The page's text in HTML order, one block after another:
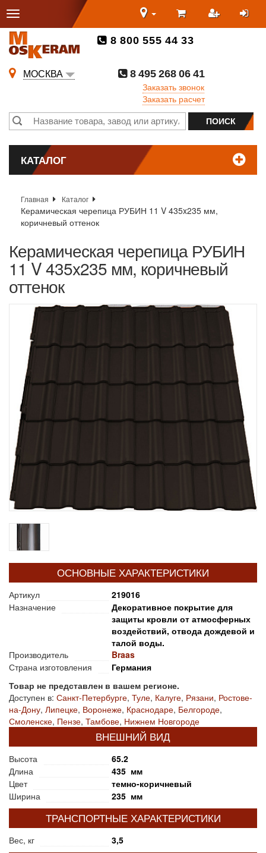
8 800 555 44 33
МОСКВА
8 495 268 06 41
Заказать звонок
Заказать расчет
КАТАЛОГ
Главная Каталог
Керамическая черепица РУБИН 11 V 435x235 мм,
коричневый оттенок
Керамическая черепица РУБИН
11 V 435x235 мм, коричневый
оттенок
ОСНОВНЫЕ ХАРАКТЕРИСТИКИ
Артикул
219016
Назначение
Декоративное покрытие для
защиты кровли от атмосферных
воздействий, отвода дождевой и
талой воды.
Производитель
Braas
Страна изготовления
Германия
Товар не представлен в вашем регионе.
Доступен в: Санкт-Петербурге, Туле, Калуге, Рязани, Ростове-
на-Дону, Липецке, Воронеже, Краснодаре, Белгороде,
Смоленске, Пензе, Тамбове, Нижнем Новгороде
ВНЕШНИЙ ВИД
Высота
65.2
Длина
435 мм
Цвет
темно-коричневый
Ширина
235 мм
ТРАНСПОРТНЫЕ ХАРАКТЕРИСТИКИ
Вес, кг 3,5